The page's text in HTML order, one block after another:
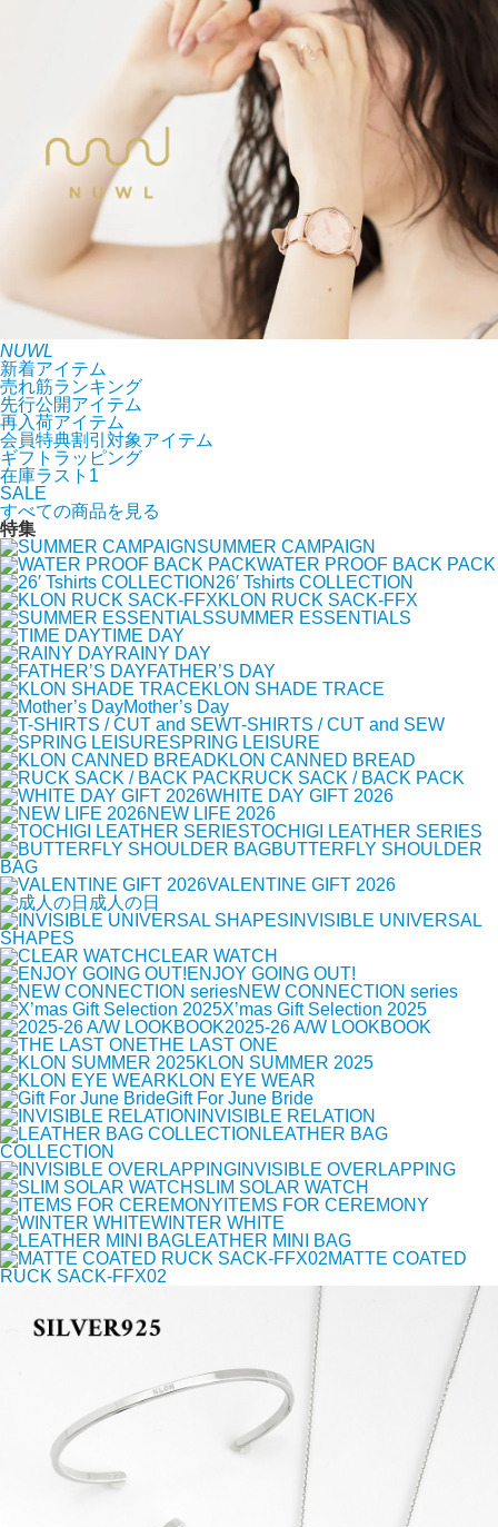
NUWL
新着アイテム
売れ筋ランキング
先行公開アイテム
再入荷アイテム
会員特典割引対象アイテム
ギフトラッピング
在庫ラスト1
SALE
すべての商品を見る
特集
SUMMER CAMPAIGN
WATER PROOF BACK PACK
26′ Tshirts COLLECTION
KLON RUCK SACK-FFX
SUMMER ESSENTIALS
TIME DAY
RAINY DAY
FATHER’S DAY
KLON SHADE TRACE
Mother’s Day
T-SHIRTS / CUT and SEW
SPRING LEISURE
KLON CANNED BREAD
RUCK SACK / BACK PACK
WHITE DAY GIFT 2026
NEW LIFE 2026
TOCHIGI LEATHER SERIES
BUTTERFLY SHOULDER
BAG
VALENTINE GIFT 2026
成人の日
INVISIBLE UNIVERSAL
SHAPES
CLEAR WATCH
ENJOY GOING OUT!
NEW CONNECTION series
X’mas Gift Selection 2025
2025-26 A/W LOOKBOOK
THE LAST ONE
KLON SUMMER 2025
KLON EYE WEAR
Gift For June Bride
INVISIBLE RELATION
LEATHER BAG
COLLECTION
INVISIBLE OVERLAPPING
SLIM SOLAR WATCH
ITEMS FOR CEREMONY
WINTER WHITE
LEATHER MINI BAG
MATTE COATED
RUCK SACK-FFX02